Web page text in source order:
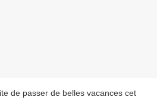
de passer de belles vacances cet